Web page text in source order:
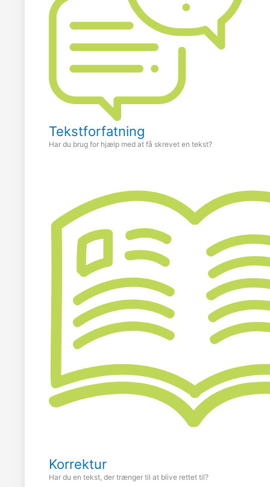
Tekstforfatning
Har du brug for hjælp med at få skrevet en tekst?
Korrektur
Har du en tekst, der trænger til at blive rettet til?